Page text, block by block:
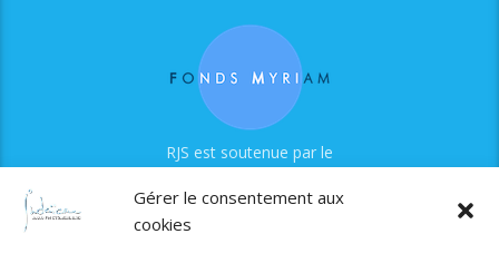
Gérer le consentement aux
cookies
RJS est soutenue par le